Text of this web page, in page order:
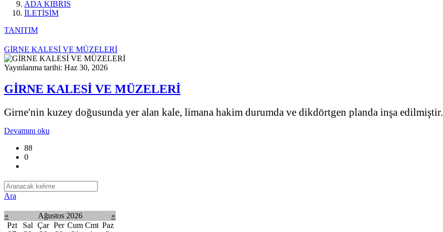
ADA KIBRIS
İLETİŞİM
TANITIM
GİRNE KALESİ VE MÜZELERİ
Yayınlanma tarihi: Haz 30, 2026
GİRNE KALESİ VE MÜZELERİ
Girne'nin kuzey doğusunda yer alan kale, limana hakim durumda ve dikdörtgen planda inşa edilmiştir.
Devamını oku
88
0
Ara
« Ağustos 2026
»
Pzt
Sal Çar Per Cum Cmt Paz